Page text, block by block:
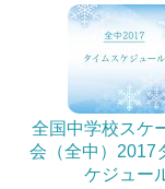
全国中学校スケ
会（全中）2017
ケジュー